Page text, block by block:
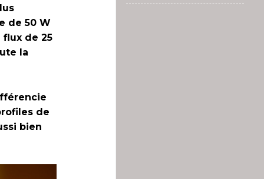
de 50 W
de 25
la
de
bien